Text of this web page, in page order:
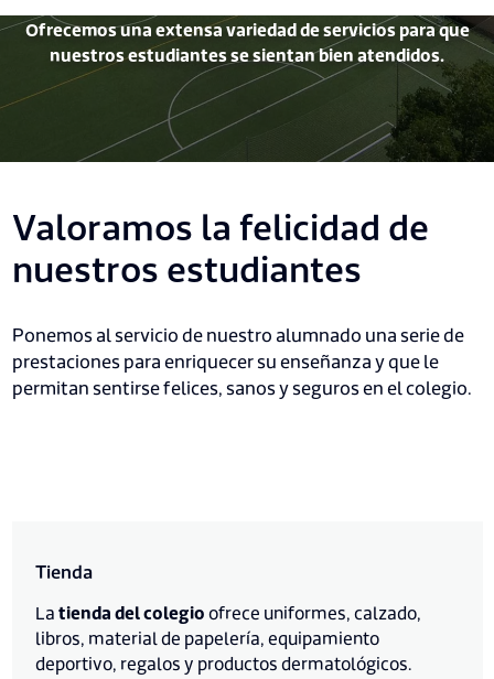
Ofrecemos una extensa variedad de servicios para que
nuestros estudiantes se sientan bien atendidos.
Valoramos la felicidad de
nuestros estudiantes
Ponemos al servicio de nuestro alumnado una serie de
prestaciones para enriquecer su enseñanza y que le
permitan sentirse felices, sanos y seguros en el colegio.
Tienda
Latienda del colegioofrece uniformes, calzado,
libros, material de papelería, equipamiento
deportivo, regalos y productos dermatológicos.